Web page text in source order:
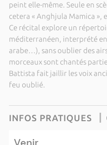
peint elle-même. Seule en
cetera « Anghjula Mamica »,
Ce récital explore un
méditerranéen, interprété
arabe…), sans oublier des
morceaux sont chantés
Battista fait jaillir les voix
feu oublié.
INFOS PRATIQUES